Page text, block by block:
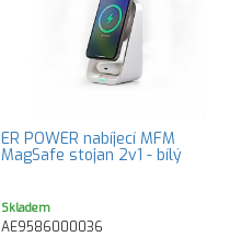
ER POWER nabíjecí MFM
MagSafe stojan 2v1 - bílý
Skladem
AE9586000036